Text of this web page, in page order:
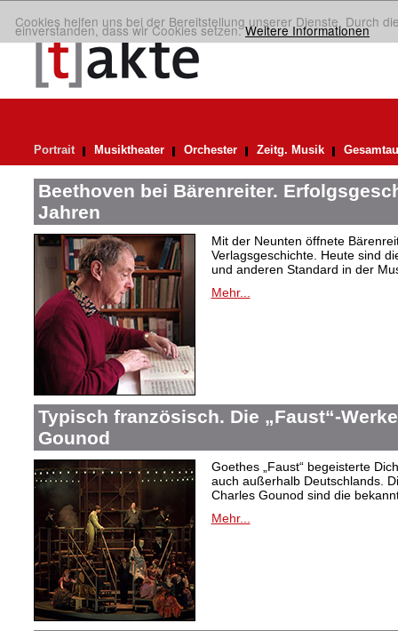
Cookies helfen uns bei der Bereitstellung unserer Dienste. Durch
einverstanden, dass wir Cookies setzen.Weitere Informationen
Portrait Musiktheater Orchester Zeitg. Musik
Beethoven bei Bärenreiter.
Jahren
Mit der Neunten öffnete
Verlagsgeschichte. Heute sind
und anderen Standard in der
Mehr...
Typisch französisch. Die „Faust“-
Gounod
Goethes „Faust“ begeisterte
auch außerhalb Deutschlands.
Charles Gounod sind die
Mehr...